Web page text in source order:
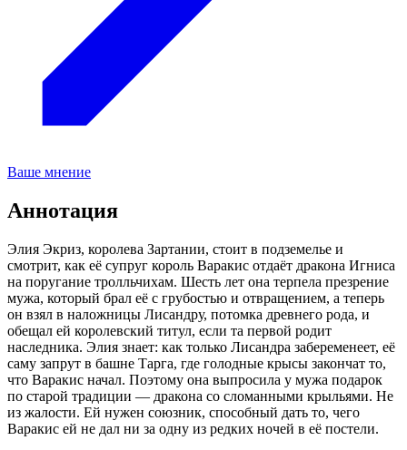
Ваше мнение
Аннотация
Элия Экриз, королева Зартании, стоит в подземелье и
смотрит, как её супруг король Варакис отдаёт дракона Игниса
на поругание тролльчихам. Шесть лет она терпела презрение
мужа, который брал её с грубостью и отвращением, а теперь
он взял в наложницы Лисандру, потомка древнего рода, и
обещал ей королевский титул, если та первой родит
наследника. Элия знает: как только Лисандра забеременеет, её
саму запрут в башне Тарга, где голодные крысы закончат то,
что Варакис начал. Поэтому она выпросила у мужа подарок
по старой традиции — дракона со сломанными крыльями. Не
из жалости. Ей нужен союзник, способный дать то, чего
Варакис ей не дал ни за одну из редких ночей в её постели.